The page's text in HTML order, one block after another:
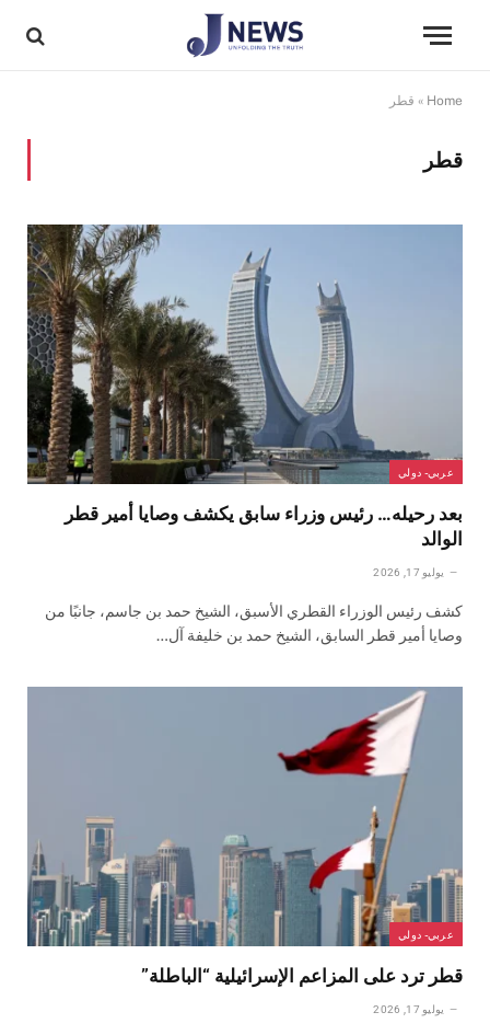
Home
» قطر
قطر
عربي- دولي
بعد رحيله… رئيس وزراء سابق يكشف وصايا أمير قطر
الوالد
يوليو 17, 2026
كشف رئيس الوزراء القطري الأسبق، الشيخ حمد بن جاسم، جانبًا من
وصايا أمير قطر السابق، الشيخ حمد بن خليفة آل…
عربي- دولي
قطر ترد على المزاعم الإسرائيلية “الباطلة”
يوليو 17, 2026